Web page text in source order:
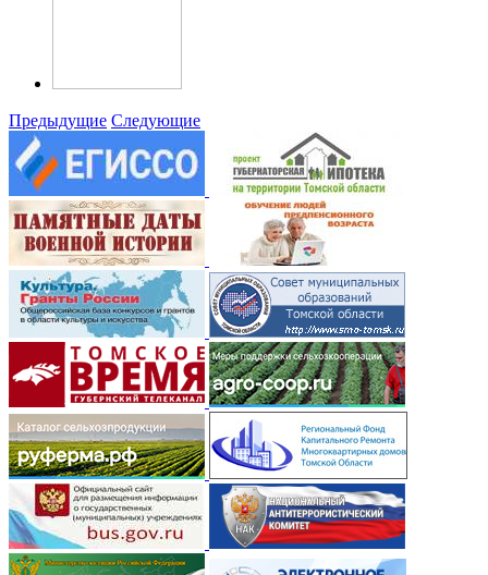
Предыдущие Следующие